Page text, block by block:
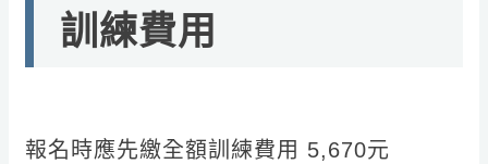
訓練費用
報名時應先繳全額訓練費用 5,670元